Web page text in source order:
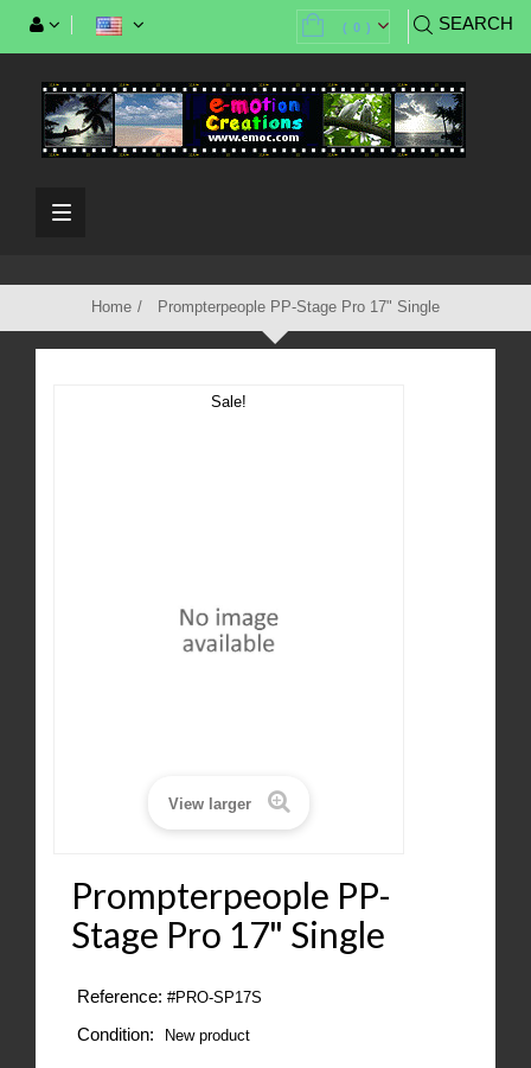
SEARCH
( 0 )
Home
Prompterpeople PP-Stage Pro 17" Single
Sale!
View larger
Prompterpeople PP-
Stage Pro 17" Single
Reference: #PRO-SP17S
Condition: New product